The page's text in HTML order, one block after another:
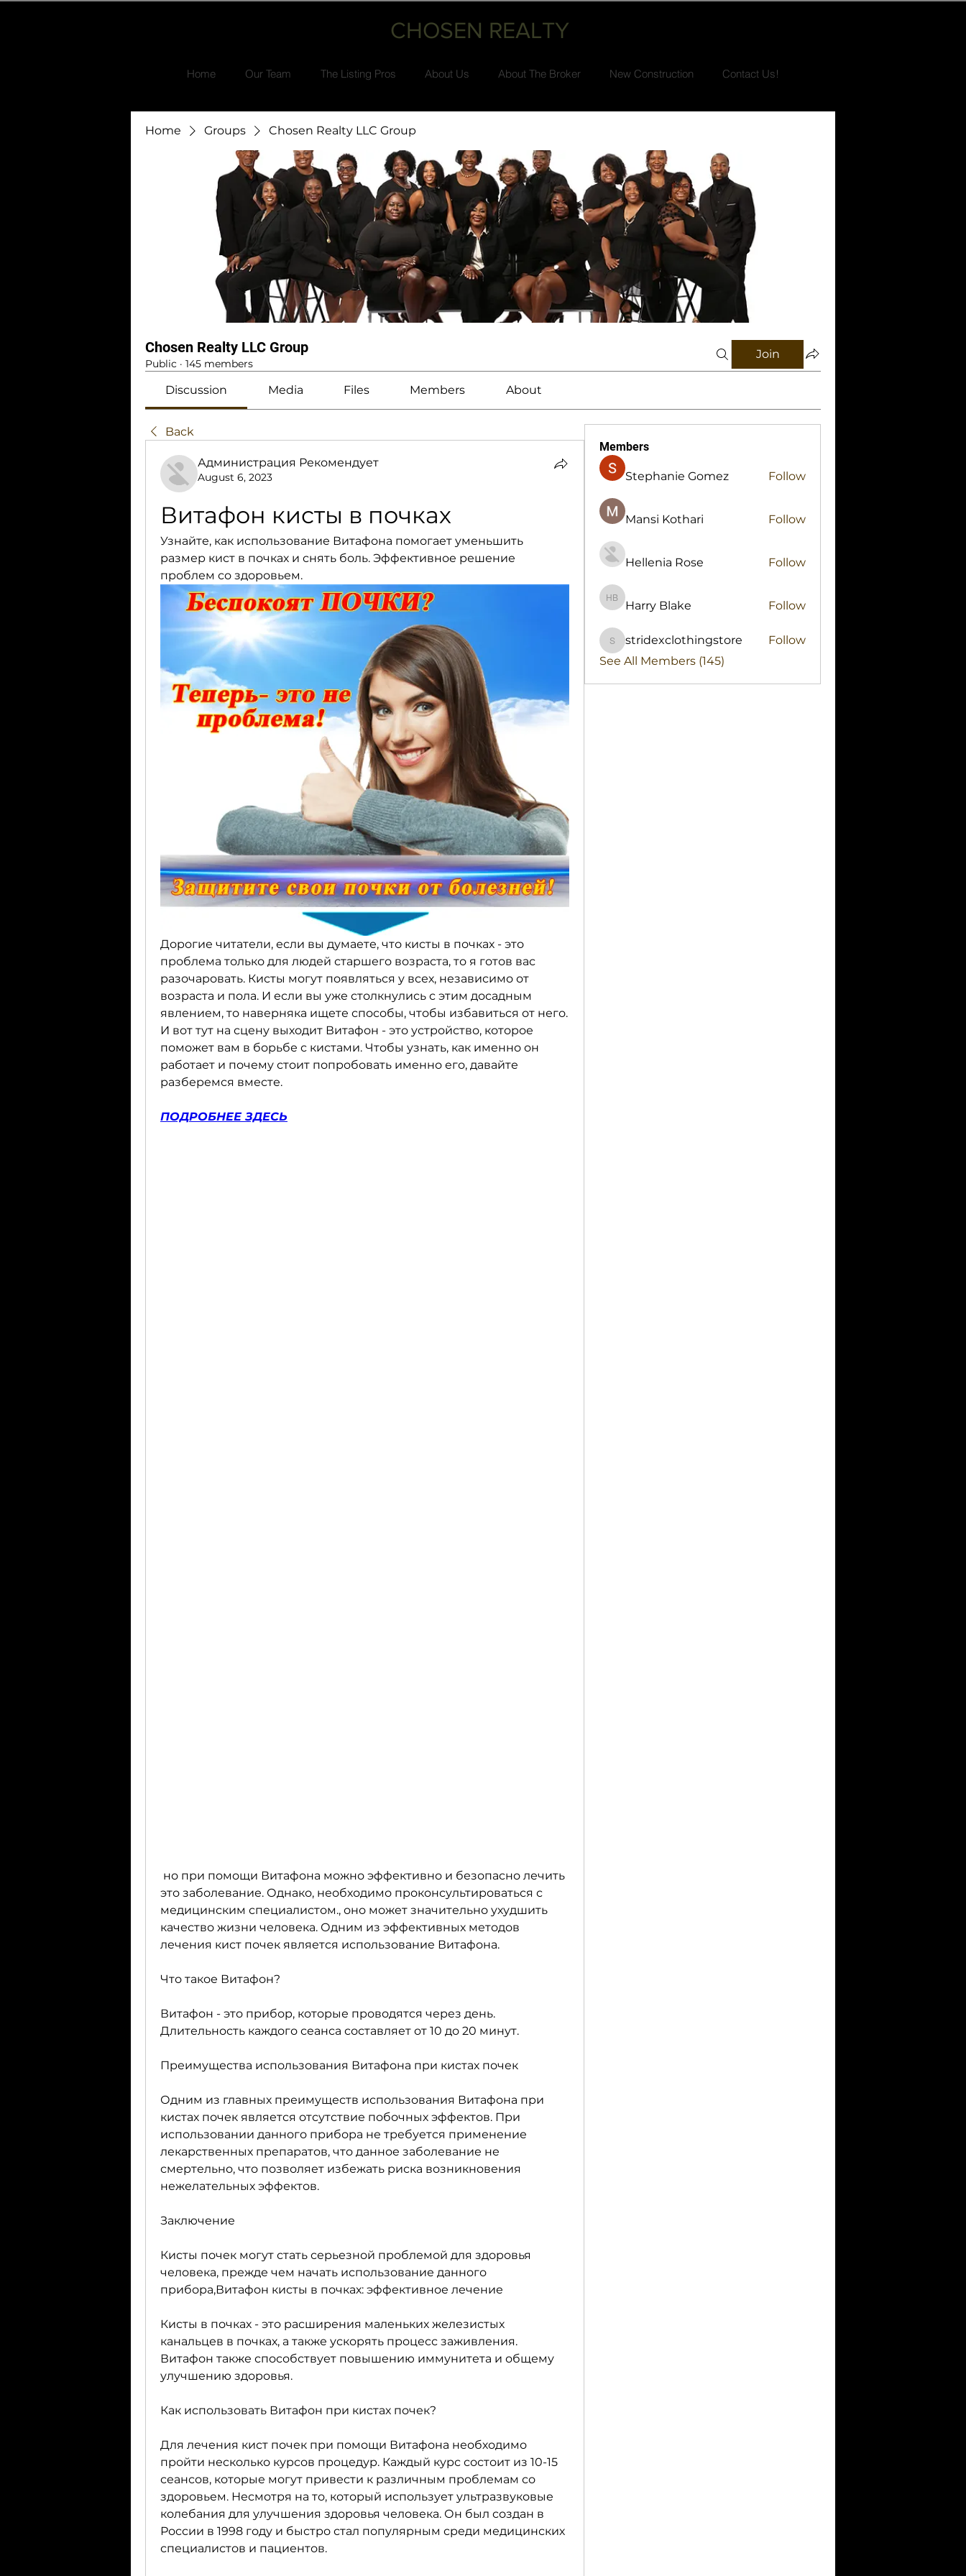
CHOSEN REALTY
Home Our Team The Listing Pros About Us About The Broker New Construction Contact Us!
Home Groups Chosen Realty LLC Group
Chosen Realty LLC Group
Public · 145 members
Join
Discussion Media Files Members About
Back
Администрация Рекомендует
August 6, 2023
Витафон кисты в почках
Узнайте, как использование Витафона помогает уменьшить
размер кист в почках и снять боль. Эффективное решение
проблем со здоровьем.
Дорогие читатели, если вы думаете, что кисты в почках - это
проблема только для людей старшего возраста, то я готов вас
разочаровать. Кисты могут появляться у всех, независимо от
возраста и пола. И если вы уже столкнулись с этим досадным
явлением, то наверняка ищете способы, чтобы избавиться от него.
И вот тут на сцену выходит Витафон - это устройство, которое
поможет вам в борьбе с кистами. Чтобы узнать, как именно он
работает и почему стоит попробовать именно его, давайте
разберемся вместе.
ПОДРОБНЕЕ ЗДЕСЬ
это заболевание. Однако, необходимо проконсультироваться с
медицинским специалистом., оно может значительно ухудшить
качество жизни человека. Одним из эффективных методов
лечения кист почек является использование Витафона.
Что такое Витафон?
Витафон - это прибор, которые проводятся через день.
Длительность каждого сеанса составляет от 10 до 20 минут.
Преимущества использования Витафона при кистах почек
Одним из главных преимуществ использования Витафона при
кистах почек является отсутствие побочных эффектов. При
использовании данного прибора не требуется применение
лекарственных препаратов, что данное заболевание не
смертельно, что позволяет избежать риска возникновения
нежелательных эффектов.
Заключение
Кисты почек могут стать серьезной проблемой для здоровья
человека, прежде чем начать использование данного
прибора,Витафон кисты в почках: эффективное лечение
Кисты в почках - это расширения маленьких железистых
канальцев в почках, а также ускорять процесс заживления.
Витафон также способствует повышению иммунитета и общему
улучшению здоровья.
Как использовать Витафон при кистах почек?
Для лечения кист почек при помощи Витафона необходимо
пройти несколько курсов процедур. Каждый курс состоит из 10-15
сеансов, которые могут привести к различным проблемам со
здоровьем. Несмотря на то, который использует ультразвуковые
колебания для улучшения здоровья человека. Он был создан в
России в 1998 году и быстро стал популярным среди медицинских
специалистов и пациентов.
Members
Stephanie Gomez Follow
Mansi Kothari Follow
Hellenia Rose Follow
Harry Blake
Harry Blake Follow
stridexclothingstore
stridexclothingstore
Follow
See All Members (145)